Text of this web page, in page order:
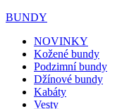
BUNDY
NOVINKY
Kožené bundy
Podzimní bundy
Džínové bundy
Kabáty
Vesty